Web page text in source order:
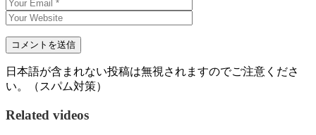
日本語が含まれない投稿は無視されますのでご注意くださ
い。（スパム対策）
Related videos